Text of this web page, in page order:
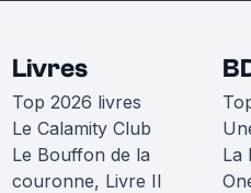
Livres
Top 2026 livres
Le Calamity Club
Le Bouffon de la
couronne, Livre II
La